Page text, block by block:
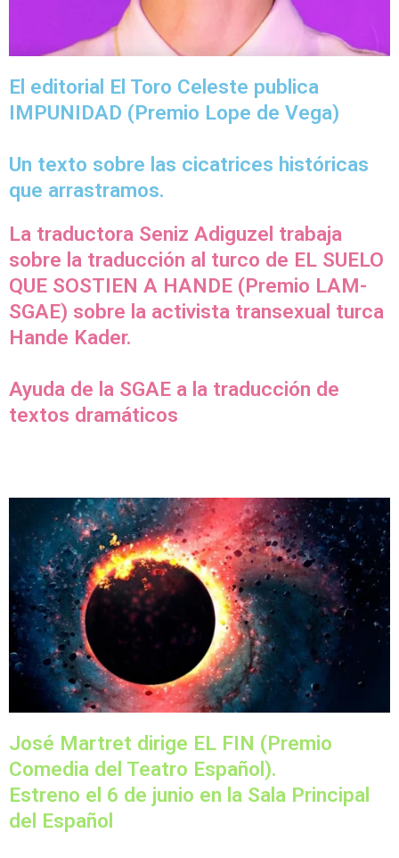
El editorial El Toro Celeste publica
IMPUNIDAD (Premio Lope de Vega)
Un texto sobre las cicatrices históricas
que arrastramos.
La traductora Seniz Adiguzel trabaja
sobre la traducción al turco de EL SUELO
QUE SOSTIEN A HANDE (Premio LAM-
SGAE) sobre la activista transexual turca
Hande Kader.
Ayuda de la SGAE a la traducción de
textos dramáticos
José Martret dirige EL FIN (Premio
Comedia del Teatro Español).
Estreno el 6 de junio en la Sala Principal
del Español